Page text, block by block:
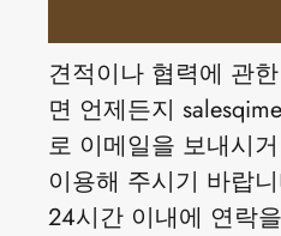
견적이나 협력에 관
면 언제든지
로 이메일을 보내시
이용해 주시기 바랍
24시간 이내에 연락